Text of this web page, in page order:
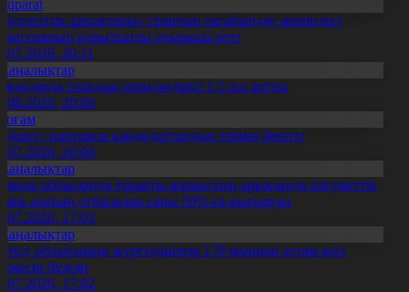
ұрпақтары» грантын тағайындау жөніндегі
қорытынды отырысы өтті
20:11
отандық өнім өндірісі 1,5 есе артты
20:06
партиясы кандидаттардың тізімін бекітті
20:08
облысында тұрақты жұмыстың арқасында әлеуметтік
алатын отбасылар саны 50%-ға қысқарды
17:03
облысының жүргізушілері 170 мыңнан астам жол
бұзған
17:02